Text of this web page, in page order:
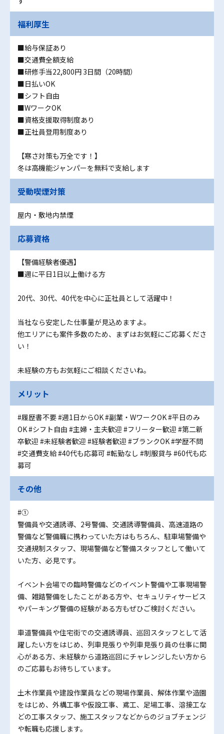
福利厚生
■給与保証あり
■交通費全額支給
■研修手当22,800円 3日間（20時間）
■日払いOK
■シフト自由
■WワークOK
■資格支援取得制度あり
■正社員登用制度あり
【寒さ対策も万全です！】
冬は高機能ジャンパーを無料で支給します
受動喫煙対策
屋内・敷地内禁煙
応募資格
【警備経験者優遇】
■週に平日1日以上働ける方
20代、30代、40代を中心に正社員として活躍中！
当社なら安定した仕事量が見込めますよ。
他エリアにも案件多数のため、まずはお気軽にご応募くださ
い！
未経験の方もお気軽にご相談くださいね。
メリット
#履歴書不要#週1日からOK#副業・WワークOK#平日のみ
OK#シフト自由 #主婦・主夫歓迎 #フリーター歓迎 #第二新
卒歓迎 #未経験者歓迎 #経験者歓迎 #ブランクOK#学歴不問
#交通費支給#40代も応募可 #転勤なし #制服貸与#60代も応
募可
その他
#①
警備員や交通誘導、2号警備、交通誘導警備員、高速道路の
警備など警備職に携わっていた方はもちろん、駐車場警備や
交通規制スタッフ、現場警備など警備スタッフとして働いて
いた方、必見です。
イベント会場での臨時警備などのイベント警備や工事現場警
備、雑踏警備をしたことがある方や、セキュリティサービス
やパーキング警備の経験がある方もぜひご検討ください。
車道警備員や住宅街での交通誘導員、巡回スタッフとして活
躍したい方をはじめ、列車見張りや列車見張り員の仕事に関
心がある方、未経験から道路巡回にチャレンジしたい方から
のご応募もお待ちしています。
土木作業員や建設作業員などの現場作業員、解体作業や造園
をはじめ、外構工事や仮設工事、鳶工、足場工事、溶接工な
どの工事スタッフ、施工スタッフなどからのジョブチェンジ
や転職も応援します。